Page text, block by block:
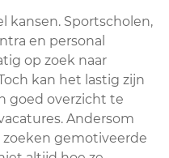
kansen. Sportscholen,
en personal
op zoek naar
kan het lastig zijn
goed overzicht te
Andersom
gemotiveerde